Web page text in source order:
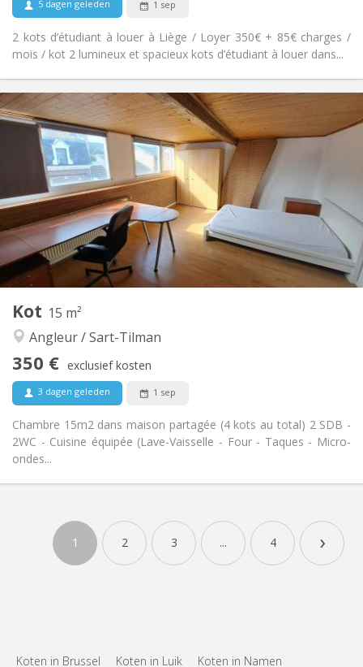
5 dagen geleden 1 sep
2 kots d’étudiant à louer à Liège / Loyer 350€ + 85€ charges /
mois / kot 2 lumineux et spacieux kots d’étudiant à louer dans...
Praktische Informatie
Huur:
Kosten:
85 €
12 maanden
Met voorwaarden
Inrichting
Badkamer:
Gemeenschappelijk
Keuken:
Gemeenschappelijk
Oppervlakte:
70 m
2
Private kamers:
Kot 15 m²
Angleur / Sart-Tilman
350 € exclusief kosten
3 dagen geleden 1 sep
Chambre 15m2 dans maison partagée (4 kots au total) 2 SDB -
2WC - Cuisine équipée (Lave-Vaisselle - Four - Taques - Micro-
ondes...
Huur:
350 €
Kosten:
120 €
Duur:
12 maanden
15 m
2
1 2 3 ... 4 ›
Koten in Brussel Koten in Luik Koten in Namen